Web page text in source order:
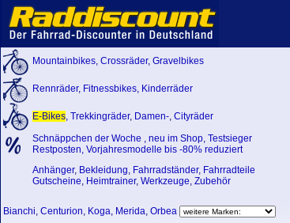
Mountainbikes, Crossräder, Gravelbikes
Rennräder, Fitnessbikes, Kinderräder
E-Bikes, Trekkingräder, Damen-, Cityräder
Schnäppchen der Woche , neu im Shop, Testsieger
Restposten, Vorjahresmodelle bis -80% reduziert
Anhänger, Bekleidung, Fahrradständer, Fahrradteile
Gutscheine, Heimtrainer, Werkzeuge, Zubehör
Bianchi, Centurion, Koga, Merida, Orbea